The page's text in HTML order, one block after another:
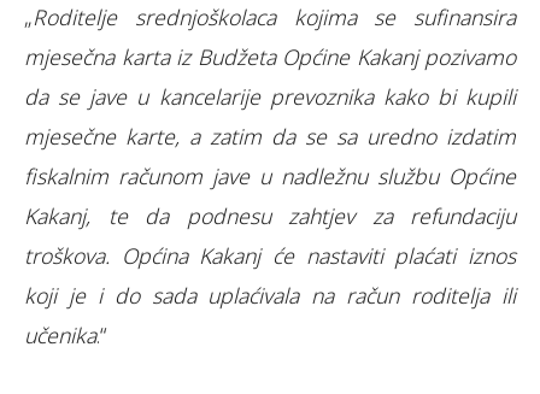
„Roditelje srednjoškolaca kojima se sufinansira
mjesečna karta iz Budžeta Općine Kakanj pozivamo
da se jave u kancelarije prevoznika kako bi kupili
mjesečne karte, a zatim da se sa uredno izdatim
fiskalnim računom jave u nadležnu službu Općine
Kakanj, te da podnesu zahtjev za refundaciju
troškova. Općina Kakanj će nastaviti plaćati iznos
koji je i do sada uplaćivala na račun roditelja ili
učenika.“